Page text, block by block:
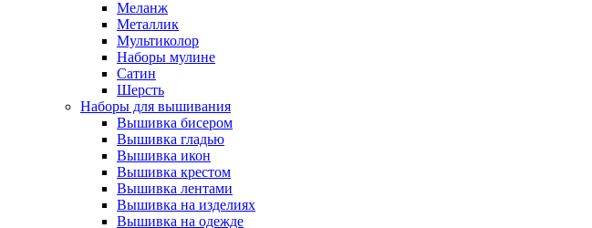
Меланж
Металлик
Мультиколор
Наборы мулине
Сатин
Шерсть
Наборы для вышивания
Вышивка бисером
Вышивка гладью
Вышивка икон
Вышивка крестом
Вышивка лентами
Вышивка на изделиях
Вышивка на одежде